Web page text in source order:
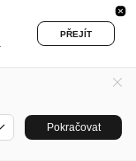
PŘEJÍT
Pokračovat